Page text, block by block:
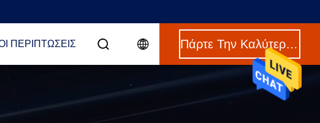
ΠΕΡΙΠΤΏΣΕΙΣ Πάρτε Την Καλύτερη Τιμή